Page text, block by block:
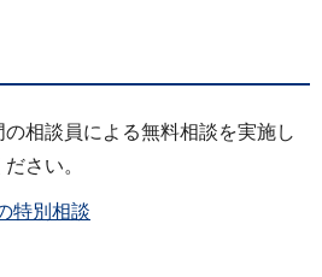
相談員による無料相談を実施し
さい。
特別相談